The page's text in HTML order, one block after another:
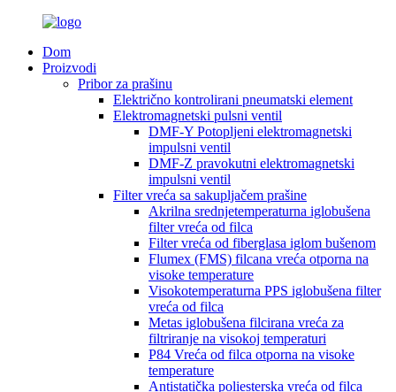
Dom
Proizvodi
Pribor za prašinu
Električno kontrolirani pneumatski element
Elektromagnetski pulsni ventil
DMF-Y Potopljeni elektromagnetski
impulsni ventil
DMF-Z pravokutni elektromagnetski
impulsni ventil
Filter vreća sa sakupljačem prašine
Akrilna srednjetemperaturna iglobušena
filter vreća od filca
Filter vreća od fiberglasa iglom bušenom
Flumex (FMS) filcana vreća otporna na
visoke temperature
Visokotemperaturna PPS iglobušena filter
vreća od filca
Metas iglobušena filcirana vreća za
filtriranje na visokoj temperaturi
P84 Vreća od filca otporna na visoke
temperature
Antistatička poliesterska vreća od filca